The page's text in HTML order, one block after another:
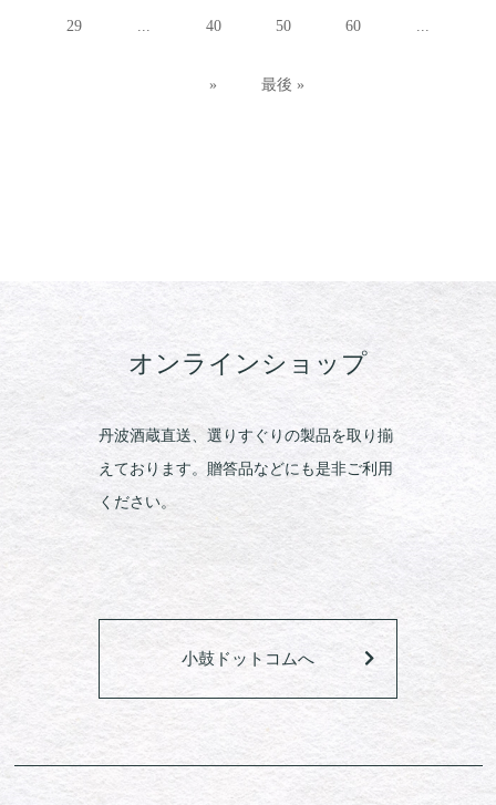
29 40 50 60
» 最後 »
オンラインショップ
丹波酒蔵直送、選りすぐりの製品を取り揃
えております。贈答品などにも是非ご利用
ください。
小鼓ドットコムへ